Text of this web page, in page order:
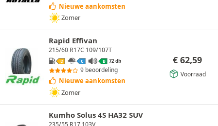
Nieuwe aankomsten
Zomer
Rapid Effivan
215/60 R17C 109/107T
D C B 72 db
9 beoordeling
Nieuwe aankomsten
Zomer
€ 62,59
Voorraad
Kumho Solus 4S HA32 SUV